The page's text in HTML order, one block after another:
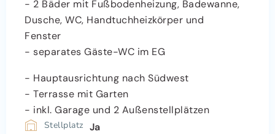
- 2 Bäder mit Fußbodenheizung, Badewanne,
Dusche, WC, Handtuchheizkörper und
Fenster
- separates Gäste-WC im EG
- Hauptausrichtung nach Südwest
- Terrasse mit Garten
- inkl. Garage und 2 Außenstellplätzen
Stellplatz Ja